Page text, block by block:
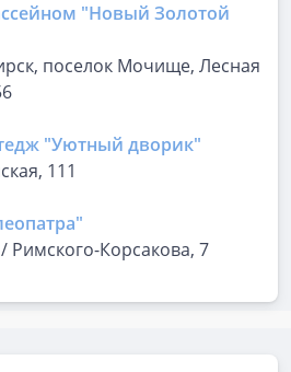
"Новый Золотой
поселок Мочище, Лесная
"Уютный дворик"
111
Римского-Корсакова, 7